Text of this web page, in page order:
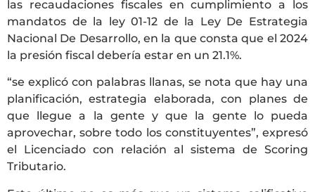
las recaudaciones fiscales en cumplimiento a los
mandatos de la ley 01-12 de la Ley De Estrategia
Nacional De Desarrollo, en la que consta que el 2024
la presión fiscal debería estar en un 21.1%.
“se explicó con palabras llanas, se nota que hay una
planificación, estrategia elaborada, con planes de
que llegue a la gente y que la gente lo pueda
aprovechar, sobre todo los constituyentes”, expresó
el Licenciado con relación al sistema de Scoring
Tributario.